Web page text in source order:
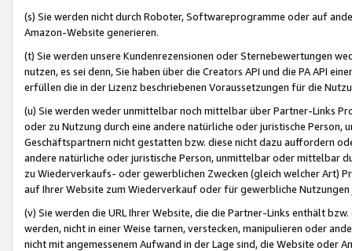
(s) Sie werden nicht durch Roboter, Softwareprogramme oder auf
Amazon-Website generieren.
(t) Sie werden unsere Kundenrezensionen oder Sternebewertungen
nutzen, es sei denn, Sie haben über die Creators API und die PA API
erfüllen die in der Lizenz beschriebenen Voraussetzungen für die
(u) Sie werden weder unmittelbar noch mittelbar über Partner-Links
oder zu Nutzung durch eine andere natürliche oder juristische
Geschäftspartnern nicht gestatten bzw. diese nicht dazu auffordern
andere natürliche oder juristische Person, unmittelbar oder mittelbar
zu Wiederverkaufs- oder gewerblichen Zwecken (gleich welcher Art)
auf Ihrer Website zum Wiederverkauf oder für gewerbliche
(v) Sie werden die URL Ihrer Website, die die Partner-Links enthält
werden, nicht in einer Weise tarnen, verstecken, manipulieren oder
nicht mit angemessenem Aufwand in der Lage sind, die Website oder